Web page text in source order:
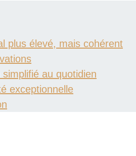
plus élevé, mais cohérent
au quotidien
exceptionnelle